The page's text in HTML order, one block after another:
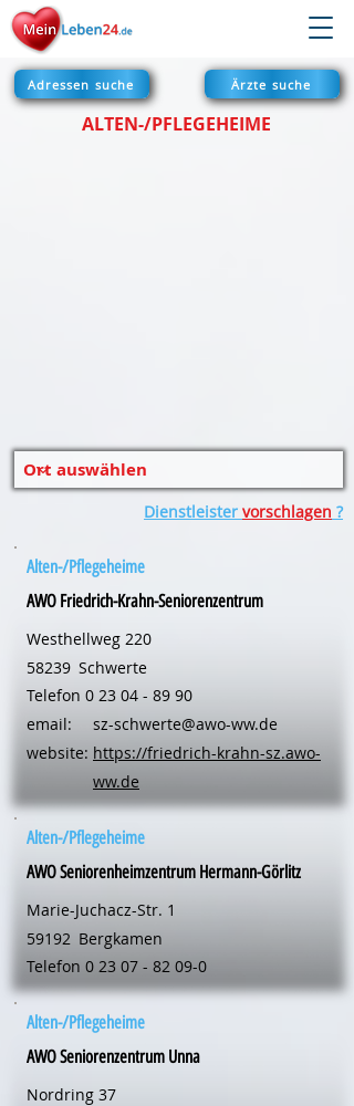
Adressen suche Ärzte suche
ALTEN-/PFLEGEHEIME
Dienstleister vorschlagen ?
Alten-/Pflegeheime
AWO Friedrich-Krahn-Seniorenzentrum
Westhellweg 220
58239 Schwerte
Telefon 0 23 04 - 89 90
email:
website:
sz-schwerte@awo-ww.de
https://friedrich-krahn-sz.awo-
ww.de
Alten-/Pflegeheime
AWO Seniorenheimzentrum Hermann-Görlitz
Marie-Juchacz-Str. 1
59192 Bergkamen
Telefon 0 23 07 - 82 09-0
Alten-/Pflegeheime
AWO Seniorenzentrum Unna
Nordring 37